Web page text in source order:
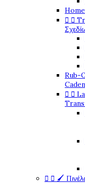
 
Rub-
 
  🖌️